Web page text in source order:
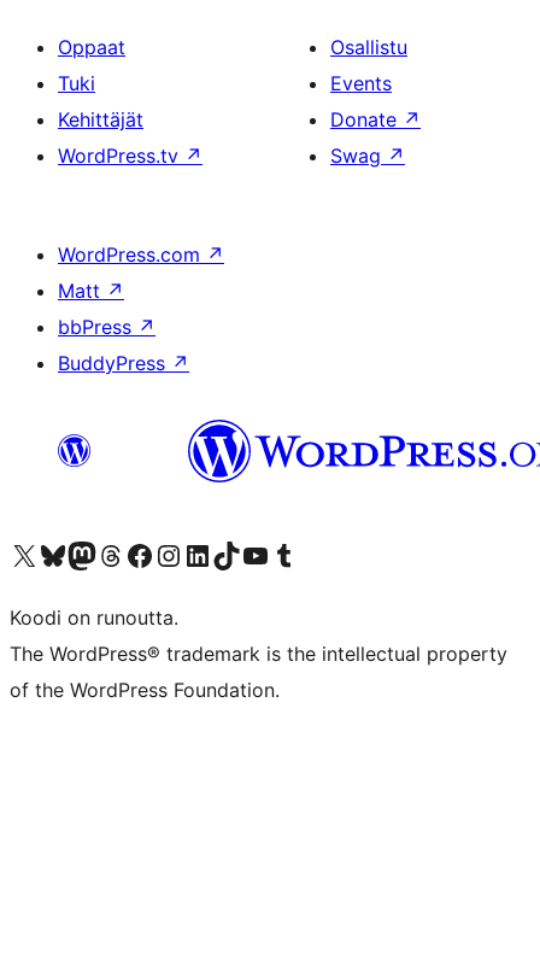
Oppaat
Tuki
Kehittäjät
WordPress.tv ↗
Osallistu
Events
Donate ↗
Swag ↗
WordPress.com ↗
Matt ↗
bbPress ↗
BuddyPress ↗
Visit our X (formerly Twitter) account
Visit our Bluesky account
Visit our Mastodon account
Visit our Threads account
Visit our Facebook page
Visit our Instagram account
Visit our LinkedIn account
Visit our TikTok account
Näytä YouTube-kanava
Visit our Tumblr account
Koodi on runoutta.
The WordPress® trademark is the intellectual property
of the WordPress Foundation.